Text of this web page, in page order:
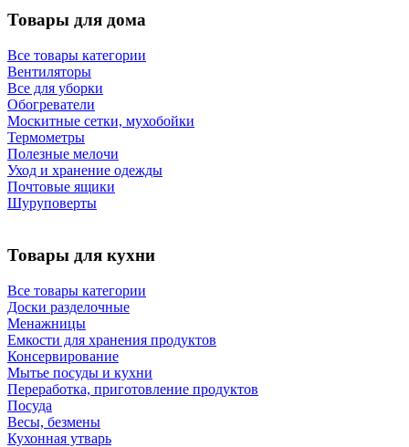
Товары для дома
Все товары категории
Вентиляторы
Все для уборки
Обогреватели
Москитные сетки, мухобойки
Термометры
Полезные мелочи
Уход и хранение одежды
Почтовые ящики
Шуруповерты
Товары для кухни
Все товары категории
Доски разделочные
Менажницы
Емкости для хранения продуктов
Консервирование
Мытье посуды и кухни
Переработка, приготовление продуктов
Посуда
Весы, безмены
Кухонная утварь